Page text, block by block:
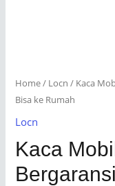
Home/ Locn / Kaca
Bisa ke Rumah
Locn
Kaca